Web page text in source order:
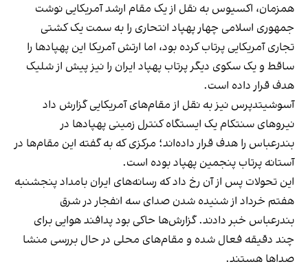
همزمان، اکسیوس به نقل از یک مقام ارشد آمریکایی نوشت
جمهوری اسلامی چهار پهپاد انتحاری را به سمت یک کشتی
تجاری آمریکایی پرتاب کرده بود، اما ارتش آمریکا این پهپادها را
ساقط و یک سکوی دیگر پرتاب پهپاد ایران را نیز پیش از شلیک
هدف قرار داده است.
آسوشیتدپرس نیز به نقل از مقام‌های آمریکایی گزارش داد
نیروهای سنتکام یک ایستگاه کنترل زمینی پهپادها در
بندرعباس را هدف قرار داده‌اند؛ مرکزی که به گفته این مقام‌ها در
آستانه پرتاب پنجمین پهپاد بوده است.
این تحولات پس از آن رخ داد که رسانه‌های ایران بامداد پنجشنبه
هفتم خرداد از شنیده شدن صدای سه انفجار در شرق
بندرعباس خبر دادند. گزارش‌ها حاکی بود پدافند هوایی برای
چند دقیقه فعال شده و مقام‌های محلی در حال بررسی منشا
صداها هستند.